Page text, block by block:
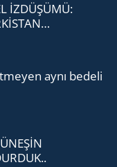
İZDÜŞÜMÜ:
MİRASI
aynı be­de­li